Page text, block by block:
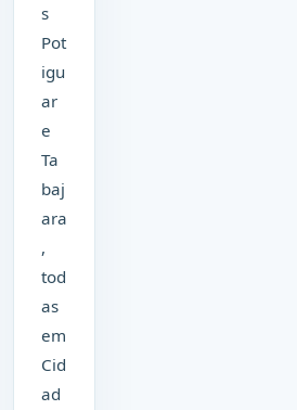
s
Pot
igu
ar
e
Ta
baj
ara
,
tod
as
em
Cid
ad